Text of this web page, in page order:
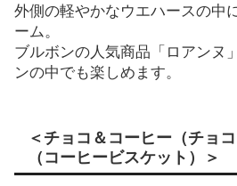
外側の軽やかなウエハースの中
ーム。
ブルボンの人気商品「ロアンヌ
ンの中でも楽しめます。
＜チョコ＆コーヒー（チョ
（コーヒービスケット）＞